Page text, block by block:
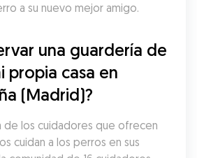
a su nuevo mejor amigo.
una guardería de
propia casa en
(Madrid)?
de los cuidadores que ofrecen
cuidan a los perros en sus